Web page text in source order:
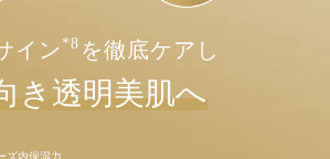
イン *8 を徹底ケアし
き透明美肌へ